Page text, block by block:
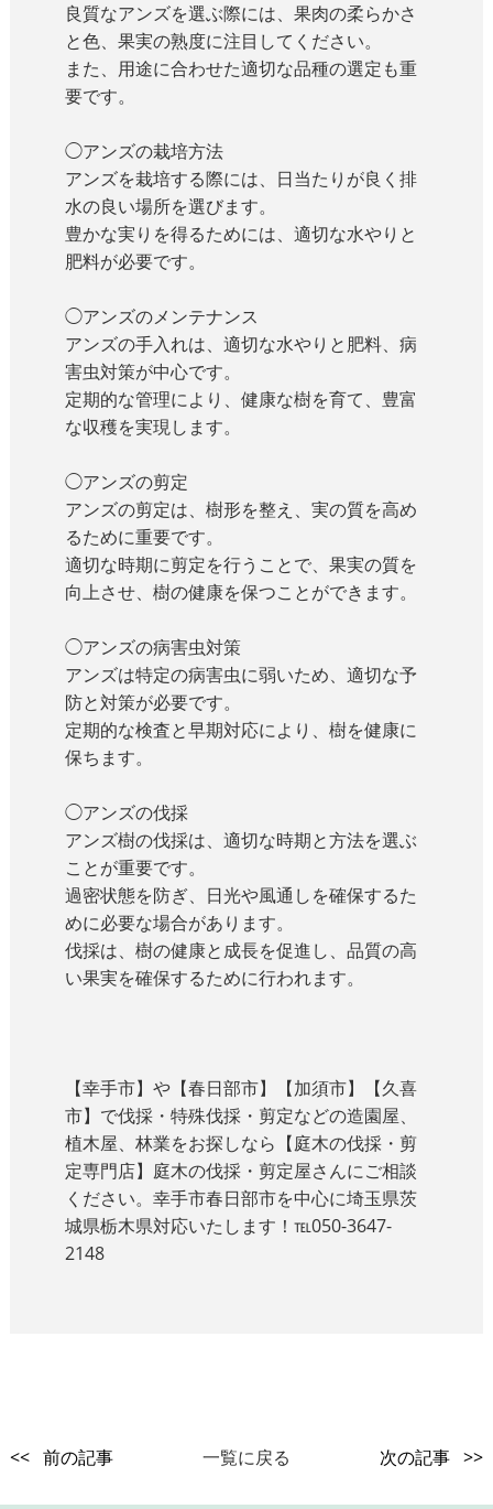
良質なアンズを選ぶ際には、果肉の柔らかさ
と色、果実の熟度に注目してください。
また、用途に合わせた適切な品種の選定も重
要です。
◯アンズの栽培方法
アンズを栽培する際には、日当たりが良く排
水の良い場所を選びます。
豊かな実りを得るためには、適切な水やりと
肥料が必要です。
◯アンズのメンテナンス
アンズの手入れは、適切な水やりと肥料、病
害虫対策が中心です。
定期的な管理により、健康な樹を育て、豊富
な収穫を実現します。
◯アンズの剪定
アンズの剪定は、樹形を整え、実の質を高め
るために重要です。
適切な時期に剪定を行うことで、果実の質を
向上させ、樹の健康を保つことができます。
◯アンズの病害虫対策
アンズは特定の病害虫に弱いため、適切な予
防と対策が必要です。
定期的な検査と早期対応により、樹を健康に
保ちます。
◯アンズの伐採
アンズ樹の伐採は、適切な時期と方法を選ぶ
ことが重要です。
過密状態を防ぎ、日光や風通しを確保するた
めに必要な場合があります。
伐採は、樹の健康と成長を促進し、品質の高
い果実を確保するために行われます。
【幸手市】や【春日部市】【加須市】【久喜
市】で伐採・特殊伐採・剪定などの造園屋、
植木屋、林業をお探しなら【庭木の伐採・剪
定専門店】庭木の伐採・剪定屋さんにご相談
ください。幸手市春日部市を中心に埼玉県茨
城県栃木県対応いたします！℡050-3647-
2148
<< 前の記事 一覧に戻る 次の記事 >>